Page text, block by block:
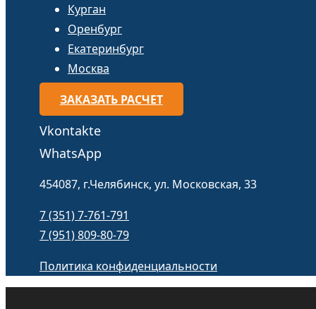
Курган
Оренбург
Екатеринбург
Москва
ЗАКАЗАТЬ РАСЧЕТ
Vkontakte
WhatsApp
454087, г.Челябинск, ул. Московская, 33
7 (351) 7-761-791
7 (951) 809-80-79
Политика конфиденциальности